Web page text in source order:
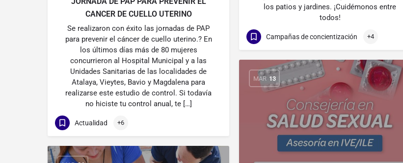
los patios y jardines. ¡Cuidémonos entre
todos!
Campañas de concientización +4
CANCER DE CUELLO UTERINO
Se realizaron con éxito las jornadas de PAP
para prevenir el cáncer de cuello uterino.? En
los últimos días más de 80 mujeres
concurrieron al Hospital Municipal y a las
Unidades Sanitarias de las localidades de
Atalaya, Vieytes, Bavio y Magdalena para
realizarse este estudio de control. Si todavía
no hiciste tu control anual, te […]
Actualidad +6
MAR 13